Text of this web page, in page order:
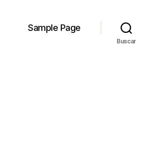
Sample Page
Buscar